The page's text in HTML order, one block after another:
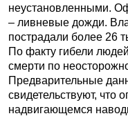
неустановленными.
– ливневые дожди.
пострадали более 26
По факту гибели
смерти по
Предварительные
свидетельствуют, что
надвигающемся